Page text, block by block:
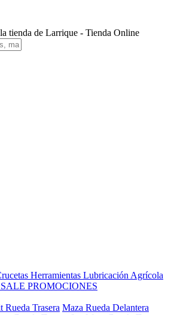
Herramientas Lubricación Agrícola
SALE PROMOCIONES
Rueda Trasera Maza Rueda Delantera